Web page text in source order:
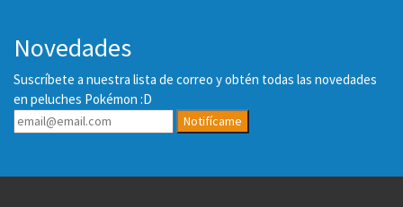
Novedades
Suscríbete a nuestra lista de correo y obtén todas las novedades
en peluches Pokémon :D
Notifícame